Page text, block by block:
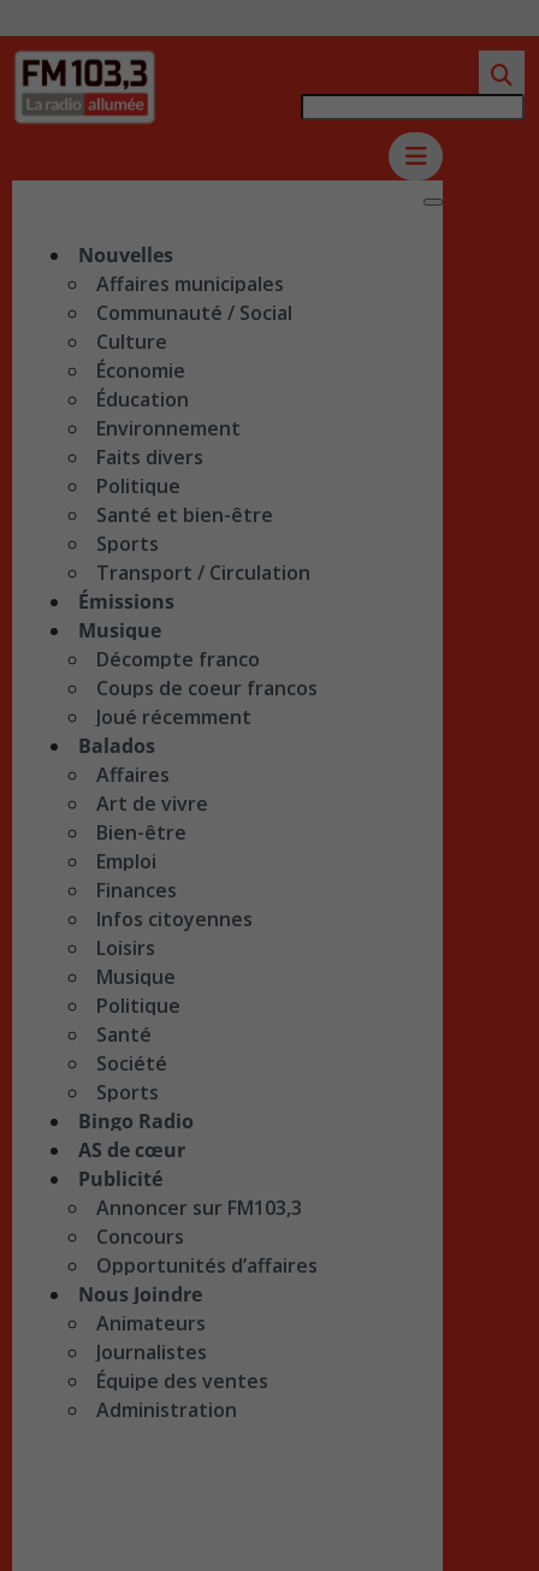
Nouvelles
Affaires municipales
Communauté / Social
Culture
Économie
Éducation
Environnement
Faits divers
Politique
Santé et bien-être
Sports
Transport / Circulation
Émissions
Musique
Décompte franco
Coups de coeur francos
Joué récemment
Balados
Affaires
Art de vivre
Bien-être
Emploi
Finances
Infos citoyennes
Loisirs
Musique
Politique
Santé
Société
Sports
Bingo Radio
AS de cœur
Publicité
Annoncer sur FM103,3
Concours
Opportunités d’affaires
Nous Joindre
Animateurs
Journalistes
Équipe des ventes
Administration